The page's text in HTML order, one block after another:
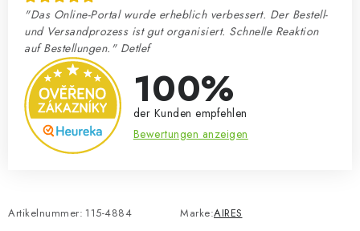
"Das Online-Portal wurde erheblich verbessert. Der Bestell-
und Versandprozess ist gut organisiert. Schnelle Reaktion
auf Bestellungen." Detlef
100%
der Kunden empfehlen
Bewertungen anzeigen
Artikelnummer: 115-4884 Marke:AIRES